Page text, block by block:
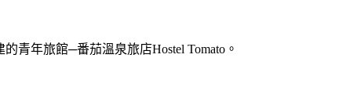
青年旅館─番茄溫泉旅店Hostel Tomato。